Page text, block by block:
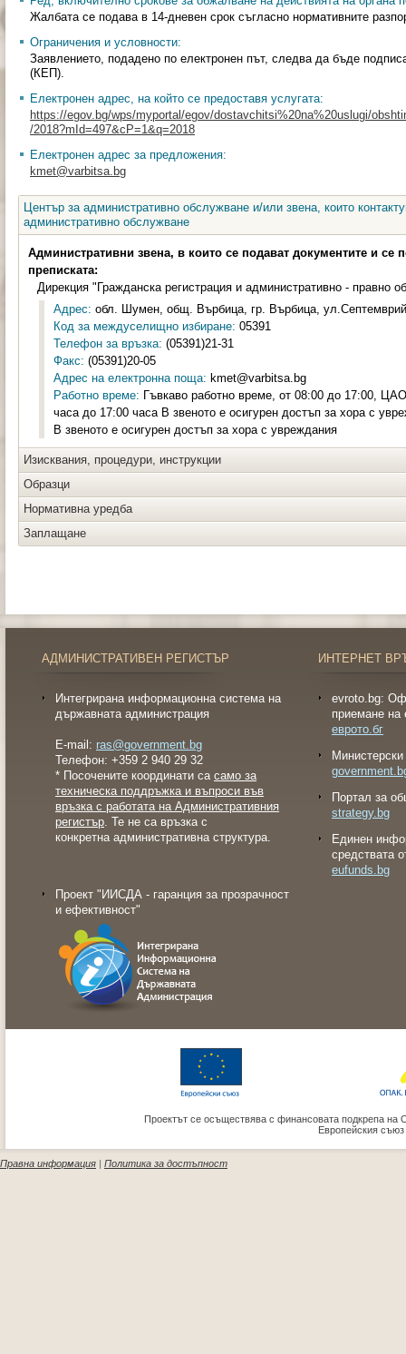
Жалбата се подава в 14-дневен срок съгласно нормативните
Ограничения и условности:
Заявлението, подадено по електронен път, следва да бъде
(КЕП).
Електронен адрес, на който се предоставя услугата:
https://egov.bg/wps/myportal/egov/dostavchitsi%20na%20uslugi/
/2018?mId=497&cP=1&q=2018
Електронен адрес за предложения:
kmet@varbitsa.bg
Център за административно обслужване и/или звена, които
административно обслужване
Административни звена, в които се подават документите и се
преписката:
Дирекция "Гражданска регистрация и административно - правно
Адрес: обл. Шумен, общ. Върбица, гр. Върбица,
Код за междуселищно избиране: 05391
Телефон за връзка: (05391)21-31
Факс: (05391)20-05
Адрес на електронна поща: kmet@varbitsa.bg
Работно време: Гъвкаво работно време, от 08:00 до 17:00,
часа до 17:00 часа В звеното е осигурен достъп за хора с
В звеното е осигурен достъп за хора с увреждания
Изисквания, процедури, инструкции
Образци
Нормативна уредба
Заплащане
АДМИНИСТРАТИВЕН РЕГИСТЪР
Интегрирана информационна система на
държавната администрация
E-mail: ras@government.bg
Телефон: +359 2 940 29 32
* Посочените координати са само за
техническа поддръжка и въпроси във
връзка с работата на Административния
регистър. Те не са връзка с
конкретна административна структура.
Проект "ИИСДА - гаранция за прозрачност
и ефективност"
ИНТЕРНЕТ
evroto.bg:
приемане на
еврото.бг
Портал за
strategy.bg
Eдинен
средствата
eufunds.bg
Проектът се осъществява с финансовата подкрепа на
Европейския
Правна информация | Политика за достъпност